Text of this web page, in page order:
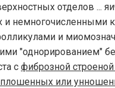
отделов ...
и немногочисленными
и
"однорированием"
с фиброзной
или